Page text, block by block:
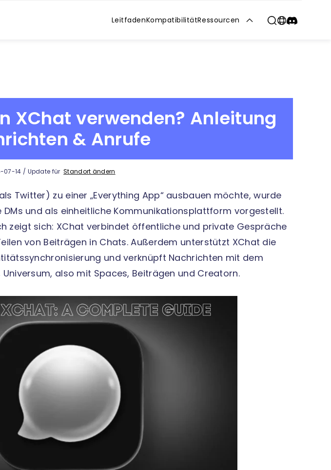
LeitfadenKompatibilitätRessourcen
XChat verwenden? Anleitung
& Anrufe
07-14 / Update fürStandort ändern
Twitter) zu einer „Everything App“ ausbauen möchte, wurde
DMs und als einheitliche Kommunikationsplattform vorgestellt.
zeigt sich: XChat verbindet öffentliche und private Gespräche
von Beiträgen in Chats. Außerdem unterstützt XChat die
und verknüpft Nachrichten mit dem
also mit Spaces, Beiträgen und Creatorn.